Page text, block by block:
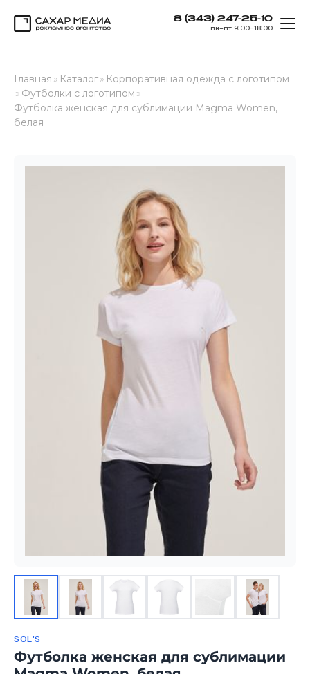
8 (343) 247-25-10
пн–пт 9:00–18:00
Главная » Каталог» Корпоративная одежда с логотипом
» Футболки с логотипом »
Футболка женская для сублимации Magma Women,
белая
SOL'S
Футболка женская для сублимации